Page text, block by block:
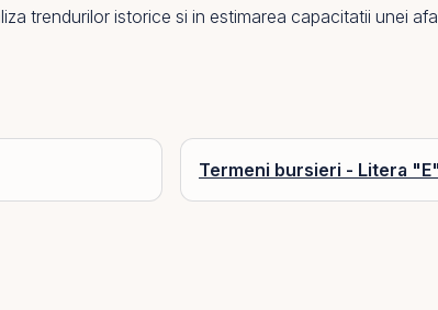
trendurilor istorice si in estimarea capacitatii unei
Termeni bursieri - Litera